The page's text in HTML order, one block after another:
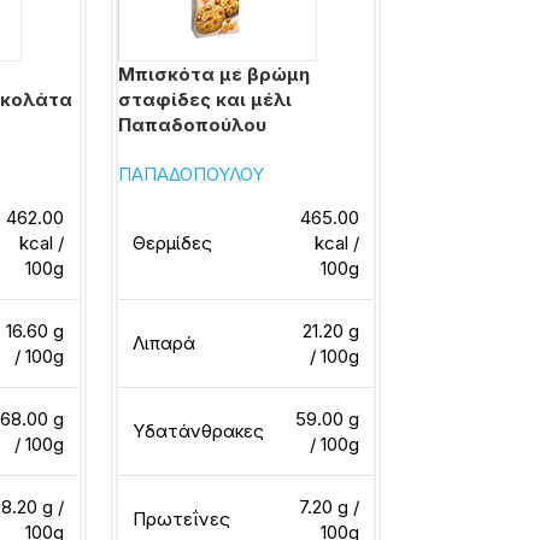
462.00
kcal /
100g
16.60 g
/ 100g
68.00 g
/ 100g
8.20 g /
100g
Μπισκότα με βρώμη
σταφίδες και μέλι
Παπαδοπούλου
ΠΑΠΑΔΟΠΟΥΛΟΥ
Θερμίδες
465.00
kcal /
100g
Λιπαρά
21.20 g
/ 100g
Υδατάνθρακες
59.00 g
/ 100g
Πρωτεΐνες
7.20 g /
100g